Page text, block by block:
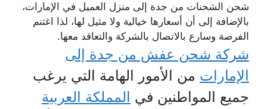
شحن الشحنات من جدة إلى منزل العميل في الإمارات،
بالإضافة إلى أن أسعارها خيالية ولا مثيل لها، لذا اغتنم
الفرصة وسارع بالاتصال بالشركة والتعاقد معها.
شركة شحن عفش من جدة إلى
الإمارات من الأمور الهامة التي يرغب
جميع المواطنين في المملكة العربية